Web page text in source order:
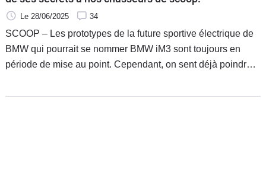
Le 28/06/2025 34
SCOOP – Les prototypes de la future sportive électrique de
BMW qui pourrait se nommer BMW iM3 sont toujours en
période de mise au point. Cependant, on sent déjà poindre
modèles de production.